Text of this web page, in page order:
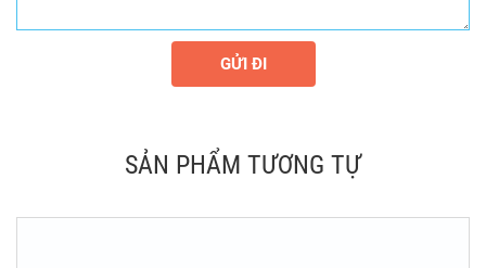
GỬI ĐI
SẢN PHẨM TƯƠNG TỰ